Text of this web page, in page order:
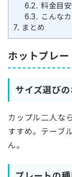
6.2. 料金目安
6.3. こんな
7. まとめ
ホットプレ
サイズ選び
カップル二人な
すすめ。テーブ
ん。